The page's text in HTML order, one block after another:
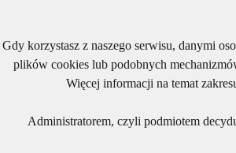
Gdy korzystasz z naszego serwisu, danymi
plików cookies lub podobnych
Więcej informacji na temat
Administratorem, czyli podmiotem